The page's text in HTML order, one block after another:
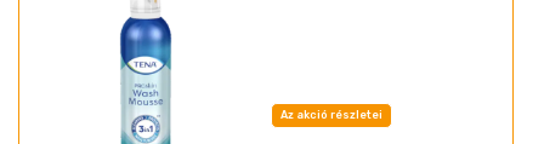
Az akció részletei